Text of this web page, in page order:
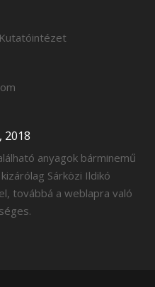
anyagok bárminemű
Sárközi Ildikó
továbbá a weblapra való